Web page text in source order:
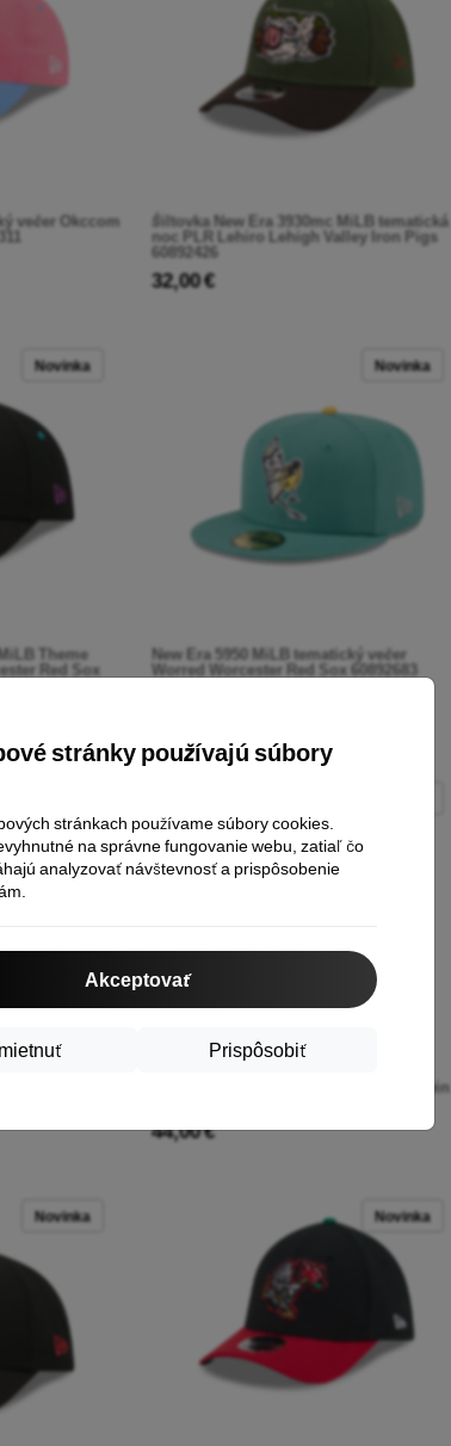
stránky používajú súbory
stránkach používame súbory cookies.
na správne fungovanie webu, zatiaľ čo
analyzovať návštevnosť a prispôsobenie
Akceptovať
Prispôsobiť
večer Okccom
Šiltovka New Era 3930mc MiLB tematická
noc PLR Lehiro Lehigh Valley Iron Pigs
60892426
32,00 €
Novinka
Theme
Red Sox
Novinka
New Era 5950 MiLB tematický večer
Worred Worcester Red Sox 60892683
večer Ashtou
New Era 5950 Milb Tematická noc Wicwin
44,00 €
Novinka Novinka